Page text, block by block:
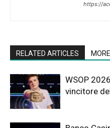
https://
RELATED ARTICLES
WSOP
vincitore